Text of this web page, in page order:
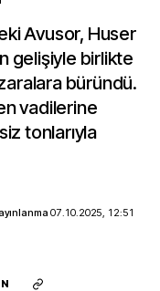
Avusor, Huser
gelişiyle birlikte
büründü.
vadilerine
tonlarıyla
07.10.2025, 12:51
N